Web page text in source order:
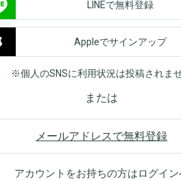
ことができます。登録すると回答を
す。
LINEで無料登録
Appleでサインアップ
※個人のSNSに利用状況は投稿されま
または
メールアドレスで無料登録
アカウントをお持ちの方はログイン